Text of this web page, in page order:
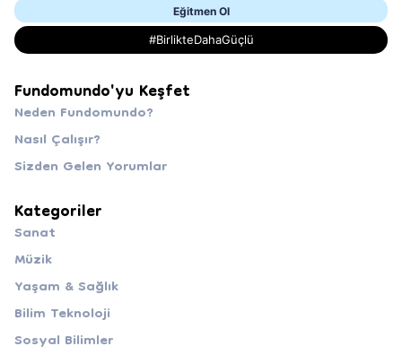
Eğitmen Ol
#BirlikteDahaGüçlü
Fundomundo'yu Keşfet
Neden Fundomundo?
Nasıl Çalışır?
Sizden Gelen Yorumlar
Kategoriler
Sanat
Müzik
Yaşam & Sağlık
Bilim Teknoloji
Sosyal Bilimler